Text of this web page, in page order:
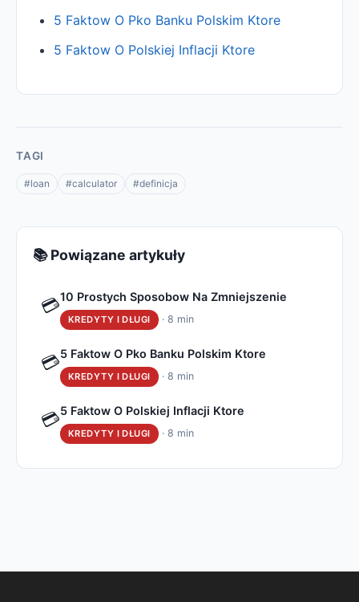
5 Faktow O Pko Banku Polskim Ktore
5 Faktow O Polskiej Inflacji Ktore
TAGI
#loan #calculator #definicja
📚 Powiązane artykuły
💳10 Prostych Sposobow Na Zmniejszenie
KREDYTY I DŁUGI · 8 min
💳5 Faktow O Pko Banku Polskim Ktore
KREDYTY I DŁUGI · 8 min
💳5 Faktow O Polskiej Inflacji Ktore
KREDYTY I DŁUGI · 8 min